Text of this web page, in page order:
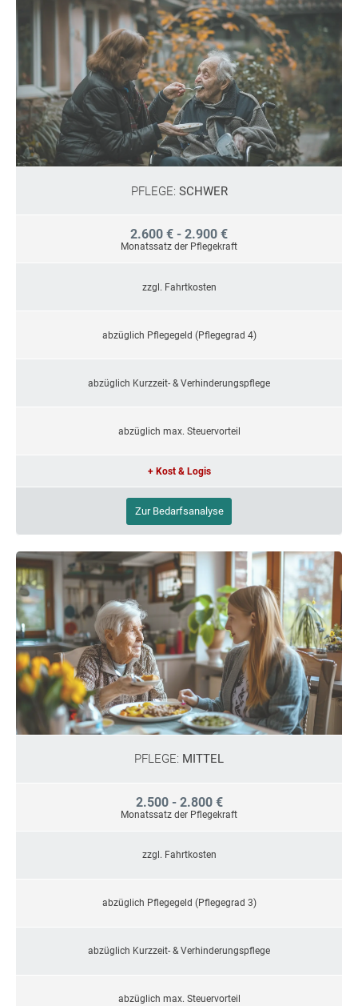
PFLEGE: SCHWER
2.600 € - 2.900 €
Monatssatz der Pflegekraft
zzgl. Fahrtkosten
abzüglich Pflegegeld (Pflegegrad 4)
abzüglich Kurzzeit- & Verhinderungspflege
abzüglich max. Steuervorteil
+ Kost & Logis
Zur Bedarfsanalyse
PFLEGE: MITTEL
2.500 - 2.800 €
Monatssatz der Pflegekraft
zzgl. Fahrtkosten
abzüglich Pflegegeld (Pflegegrad 3)
abzüglich Kurzzeit- & Verhinderungspflege
abzüglich max. Steuervorteil